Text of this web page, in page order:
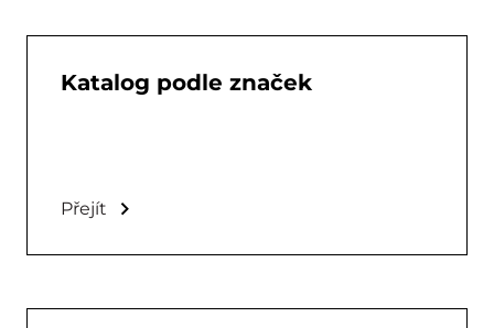
Katalog podle značek
Přejít